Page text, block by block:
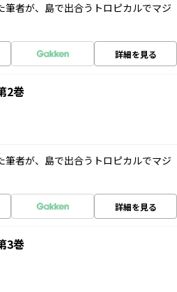
者が、島で出合うトロピカルでマジ
詳細を見る
2巻
者が、島で出合うトロピカルでマジ
詳細を見る
3巻